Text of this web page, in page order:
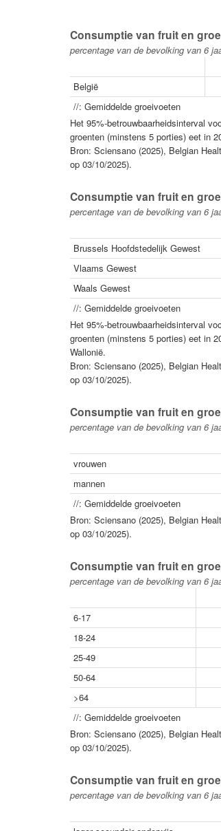
Consumptie van fruit en
percentage van de bevolking van 6
België
//: Gemiddelde groeivoeten
Het 95%-betrouwbaarheidsinterval
groenten (minstens 5 porties) eet in
Bron: Sciensano (2025), Belgian
op 03/10/2025).
Consumptie van fruit en
percentage van de bevolking van 6
Brussels Hoofdstedelijk Gewest
Vlaams Gewest
Waals Gewest
//: Gemiddelde groeivoeten
Het 95%-betrouwbaarheidsinterval
groenten (minstens 5 porties) eet in
Wallonië.
Bron: Sciensano (2025), Belgian
op 03/10/2025).
Consumptie van fruit en
percentage van de bevolking van 6
vrouwen
mannen
//: Gemiddelde groeivoeten
Bron: Sciensano (2025), Belgian
op 03/10/2025).
Consumptie van fruit en
percentage van de bevolking van 6
6-17
18-24
25-49
50-64
>64
//: Gemiddelde groeivoeten
Bron: Sciensano (2025), Belgian
op 03/10/2025).
Consumptie van fruit en
percentage van de bevolking van 6